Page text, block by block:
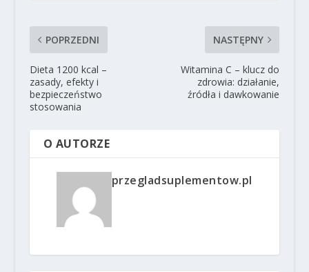
POPRZEDNI
Dieta 1200 kcal –
zasady, efekty i
bezpieczeństwo
stosowania
NASTĘPNY
Witamina C – klucz do
zdrowia: działanie,
źródła i dawkowanie
O AUTORZE
przegladsuplementow.pl